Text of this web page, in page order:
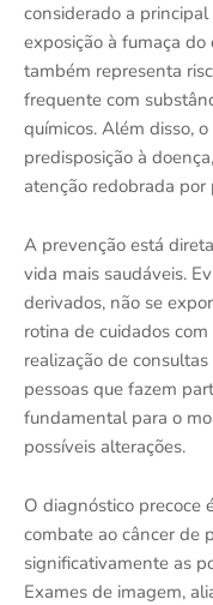
considerado a
exposição à fumaça
também representa
frequente com
químicos. Além disso,
predisposição à
atenção redobrada por
A prevenção está
vida mais saudáveis.
derivados, não se
rotina de cuidados
realização de
pessoas que fazem
fundamental para o
possíveis alterações.
O diagnóstico precoce
combate ao câncer de
significativamente as
Exames de imagem,